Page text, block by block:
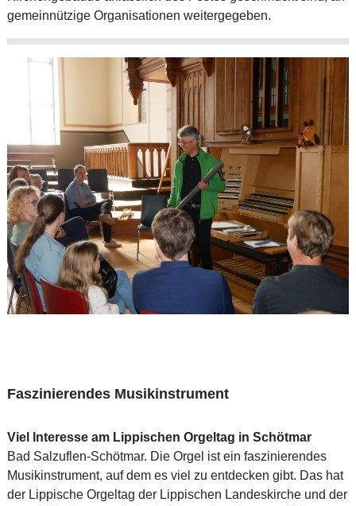
gemeinnützige Organisationen weitergegeben.
Faszinierendes Musikinstrument
Viel Interesse am Lippischen Orgeltag in Schötmar
Bad Salzuflen-Schötmar. Die Orgel ist ein faszinierendes
Musikinstrument, auf dem es viel zu entdecken gibt. Das hat
der Lippische Orgeltag der Lippischen Landeskirche und der